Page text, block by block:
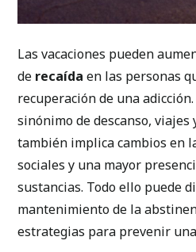
Las vacaciones pueden
de recaída en las personas
recuperación de una
sinónimo de descanso,
también implica cambios en
sociales y una mayor
sustancias. Todo ello puede
mantenimiento de la
estrategias para prevenir